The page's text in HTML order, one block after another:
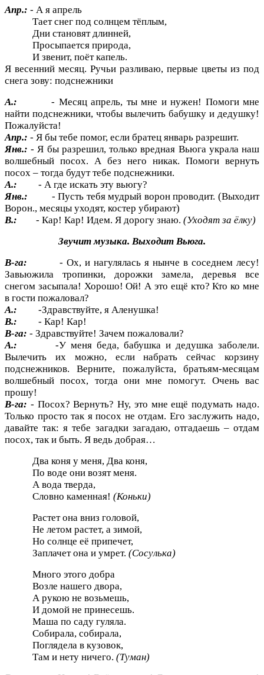
Апр.: - А я апрель
Тает снег под солнцем тёплым,
Дни становят длинней,
Просыпается природа,
И звенит, поёт капель.
Я весенний месяц. Ручьи разливаю, первые цветы из под
снега зову: подснежники
А.: - Месяц апрель, ты мне и нужен! Помоги мне
найти подснежники, чтобы вылечить бабушку и дедушку!
Пожалуйста!
Апр.: - Я бы тебе помог, если братец январь разрешит.
Янв.:- Я бы разрешил, только вредная Вьюга украла наш
волшебный посох. А без него никак. Помоги вернуть
посох – тогда будут тебе подснежники.
А.: - А где искать эту вьюгу?
Янв.:
- Пусть тебя мудрый ворон проводит. (Выходит
Ворон., месяцы уходят, костер убирают)
В.: - Кар! Кар! Идем. Я дорогу знаю. (Уходят за ёлку)
Звучит музыка. Выходит Вьюга.
В-га: - Ох, и нагулялась я нынче в соседнем лесу!
Завьюжила тропинки, дорожки замела, деревья все
снегом засыпала! Хорошо! Ой! А это ещё кто? Кто ко мне
в гости пожаловал?
А.: -Здравствуйте, я Аленушка!
В.: - Кар! Кар!
В-га: - Здравствуйте! Зачем пожаловали?
А.: -У меня беда, бабушка и дедушка заболели.
Вылечить их можно, если набрать сейчас корзину
подснежников. Верните, пожалуйста, братьям-месяцам
волшебный посох, тогда они мне помогут. Очень вас
прошу!
В-га: - Посох? Вернуть? Ну, это мне ещё подумать надо.
Только просто так я посох не отдам. Его заслужить надо,
давайте так: я тебе загадки загадаю, отгадаешь – отдам
посох, так и быть. Я ведь добрая…
Два коня у меня, Два коня,
По воде они возят меня.
А вода тверда,
Словно каменная!(Коньки)
Растет она вниз головой,
Не летом растет, а зимой,
Но солнце её припечет,
Заплачет она и умрет.(Сосулька)
Много этого добра
Возле нашего двора,
А рукою не возьмешь,
И домой не принесешь.
Маша по саду гуляла.
Собирала, собирала,
Поглядела в кузовок,
Там и нету ничего.(Туман)